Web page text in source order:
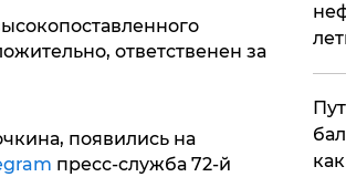
ответственен за
появились на
пресс-служба 72-й